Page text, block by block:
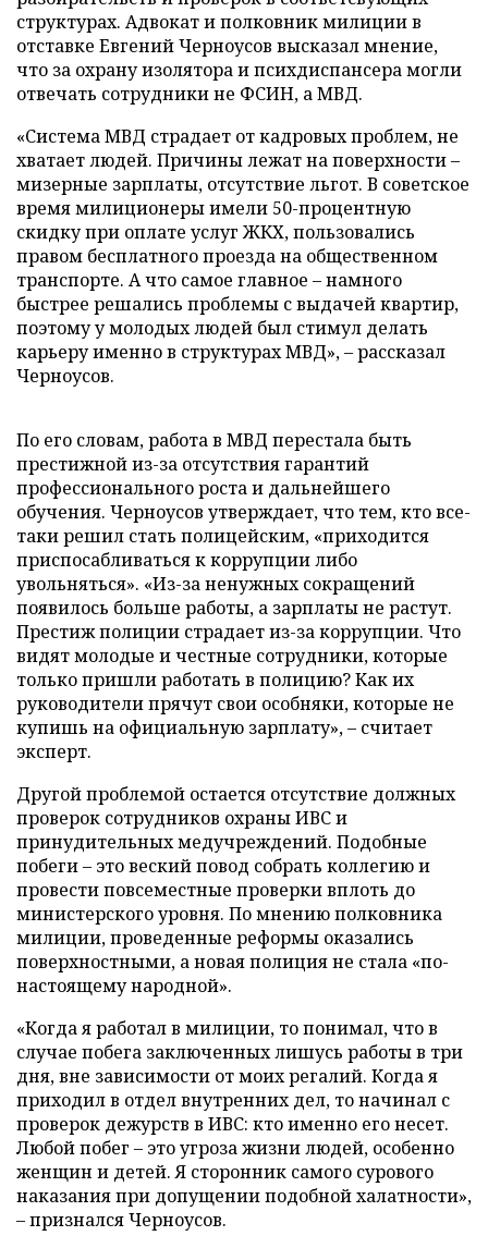
структурах. Адвокат и полковник милиции в
отставке Евгений Черноусов высказал мнение,
что за охрану изолятора и психдиспансера могли
отвечать сотрудники не ФСИН, а МВД.
«Система МВД страдает от кадровых проблем, не
хватает людей. Причины лежат на поверхности –
мизерные зарплаты, отсутствие льгот. В советское
время милиционеры имели 50-процентную
скидку при оплате услуг ЖКХ, пользовались
правом бесплатного проезда на общественном
транспорте. А что самое главное – намного
быстрее решались проблемы с выдачей квартир,
поэтому у молодых людей был стимул делать
карьеру именно в структурах МВД», – рассказал
Черноусов.
По его словам, работа в МВД перестала быть
престижной из-за отсутствия гарантий
профессионального роста и дальнейшего
обучения. Черноусов утверждает, что тем, кто все-
таки решил стать полицейским, «приходится
приспосабливаться к коррупции либо
увольняться». «Из-за ненужных сокращений
появилось больше работы, а зарплаты не растут.
Престиж полиции страдает из-за коррупции. Что
видят молодые и честные сотрудники, которые
только пришли работать в полицию? Как их
руководители прячут свои особняки, которые не
купишь на официальную зарплату», – считает
эксперт.
Другой проблемой остается отсутствие должных
проверок сотрудников охраны ИВС и
принудительных медучреждений. Подобные
побеги – это веский повод собрать коллегию и
провести повсеместные проверки вплоть до
министерского уровня. По мнению полковника
милиции, проведенные реформы оказались
поверхностными, а новая полиция не стала «по-
настоящему народной».
«Когда я работал в милиции, то понимал, что в
случае побега заключенных лишусь работы в три
дня, вне зависимости от моих регалий. Когда я
приходил в отдел внутренних дел, то начинал с
проверок дежурств в ИВС: кто именно его несет.
Любой побег – это угроза жизни людей, особенно
женщин и детей. Я сторонник самого сурового
наказания при допущении подобной халатности»,
– признался Черноусов.